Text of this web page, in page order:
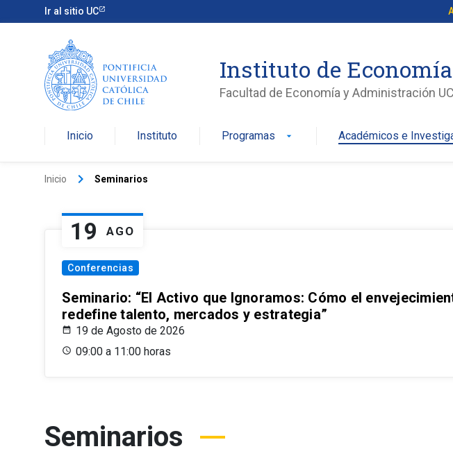
Ir al sitio UC
Instituto de Economía
Facultad de Economía y Administración UC
Inicio Instituto Programas arrow_drop_down Académicos e
Inicio keyboard_arrow_right Seminarios
19 AGO
Conferencias
Seminario: “El Activo que Ignoramos: Cómo el
redefine talento, mercados y estrategia”
19 de Agosto de 2026
09:00 a 11:00 horas
Seminarios